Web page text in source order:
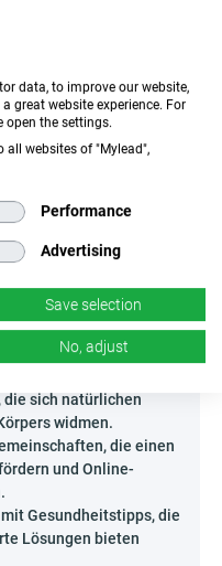
suchen. Es lohnt
und das Produkt
Möglichkeit, direkt auf
Werde zum Wegweiser
und
außergewöhnliche
die ihr Wissen und
zu Gesundheit und
nach wertvollen
die sich natürlichen
widmen.
die einen
und Online-
Gesundheitstipps, die
Lösungen bieten
data, to improve our website,
great website experience. For
open the settings.
all websites of "Mylead",
Performance
Advertising
Save selection
No, adjust